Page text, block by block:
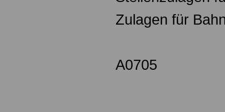
Zulagen für
A0705